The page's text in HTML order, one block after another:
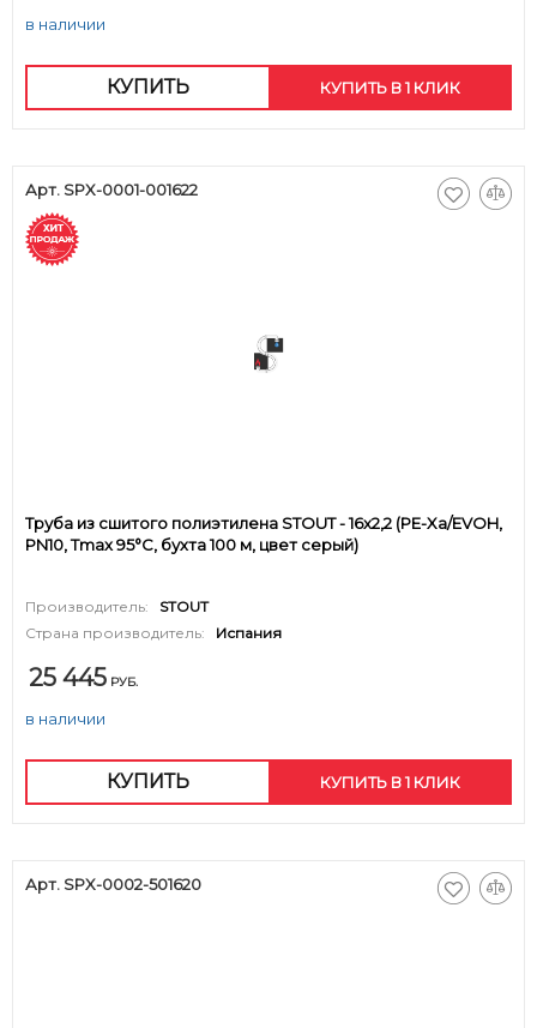
в наличии
КУПИТЬ КУПИТЬ В 1 КЛИК
Арт. SPX-0001-001622
Труба из сшитого полиэтилена STOUT - 16x2,2 (PE-Xa/EVOH,
PN10, Tmax 95°C, бухта 100 м, цвет серый)
Производитель:
STOUT
Страна производитель:
Испания
25 445 РУБ.
в наличии
КУПИТЬ КУПИТЬ В 1 КЛИК
Арт. SPX-0002-501620